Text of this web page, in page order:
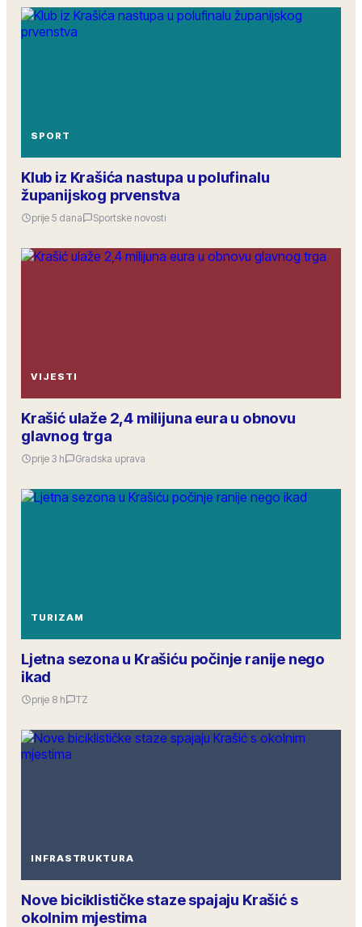
SPORT
Klub iz Krašića nastupa u polufinalu
županijskog prvenstva
prije 5 dana Sportske novosti
VIJESTI
Krašić ulaže 2,4 milijuna eura u obnovu
glavnog trga
prije 3 h Gradska uprava
TURIZAM
Ljetna sezona u Krašiću počinje ranije nego
ikad
prije 8 h TZ
INFRASTRUKTURA
Nove biciklističke staze spajaju Krašić s
okolnim mjestima